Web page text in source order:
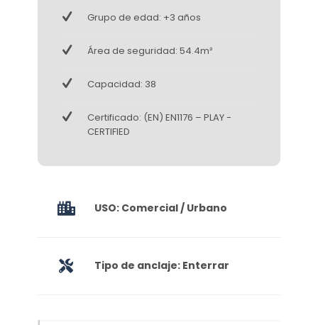
Grupo de edad: +3 años
Área de seguridad: 54.4m²
Capacidad: 38
Certificado: (EN) EN1176 – PLAY -
CERTIFIED
USO: Comercial / Urbano
Tipo de anclaje: Enterrar